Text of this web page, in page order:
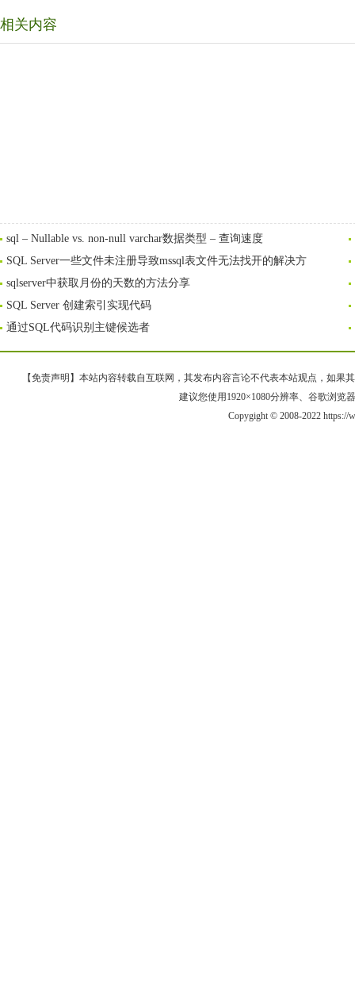
相关内容
sql – Nullable vs. non-null varchar数据类型 – 查询速度
SQL Server一些文件未注册导致mssql表文件无法找开的解决方
sqlserver中获取月份的天数的方法分享
SQL Server 创建索引实现代码
通过SQL代码识别主键候选者
【免责声明】本站内容转载自互联网，其发布内容言论不代表本站观点，如果
建议您使用1920×1080分辨率、谷歌浏览
Copygight © 2008-2022 https://